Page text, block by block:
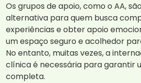
Os grupos de apoio, como o AA,
alternativa para quem busca
experiências e obter apoio
um espaço seguro e acolhedor
No entanto, muitas vezes, a
clínica é necessária para garantir
completa.